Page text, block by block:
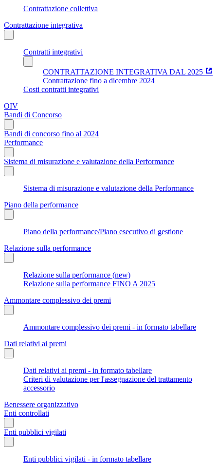
Contrattazione collettiva
Contrattazione integrativa
Contratti integrativi
CONTRATTAZIONE INTEGRATIVA DAL 2025
Contrattazione fino a dicembre 2024
Costi contratti integrativi
OIV
Bandi di Concorso
Bandi di concorso fino al 2024
Performance
Sistema di misurazione e valutazione della Performance
Sistema di misurazione e valutazione della Performance
Piano della performance
Piano della performance/Piano esecutivo di gestione
Relazione sulla performance
Relazione sulla performance (new)
Relazione sulla performance FINO A 2025
Ammontare complessivo dei premi
Ammontare complessivo dei premi - in formato tabellare
Dati relativi ai premi
Dati relativi ai premi - in formato tabellare
Criteri di valutazione per l'assegnazione del trattamento
accessorio
Benessere organizzativo
Enti controllati
Enti pubblici vigilati
Enti pubblici vigilati - in formato tabellare